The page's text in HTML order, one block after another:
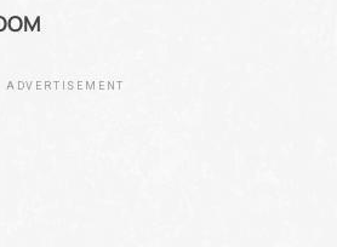
ADVERTISEMENT